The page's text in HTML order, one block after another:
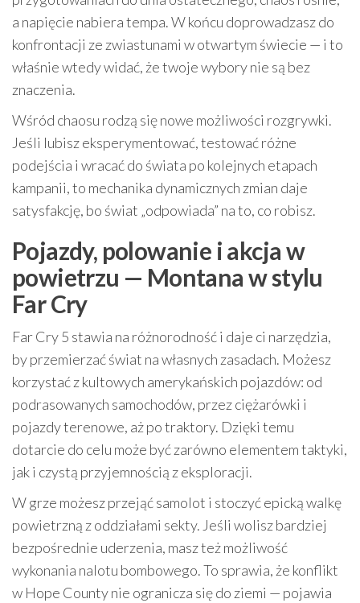
a napięcie nabiera tempa. W końcu doprowadzasz do
konfrontacji ze zwiastunami w otwartym świecie — i to
właśnie wtedy widać, że twoje wybory nie są bez
znaczenia.
Wśród chaosu rodzą się nowe możliwości rozgrywki.
Jeśli lubisz eksperymentować, testować różne
podejścia i wracać do świata po kolejnych etapach
kampanii, to mechanika dynamicznych zmian daje
satysfakcję, bo świat „odpowiada” na to, co robisz.
Pojazdy, polowanie i akcja w
powietrzu — Montana w stylu
Far Cry
Far Cry 5 stawia na różnorodność i daje ci narzędzia,
by przemierzać świat na własnych zasadach. Możesz
korzystać z kultowych amerykańskich pojazdów: od
podrasowanych samochodów, przez ciężarówki i
pojazdy terenowe, aż po traktory. Dzięki temu
dotarcie do celu może być zarówno elementem taktyki,
jak i czystą przyjemnością z eksploracji.
W grze możesz przejąć samolot i stoczyć epicką walkę
powietrzną z oddziałami sekty. Jeśli wolisz bardziej
bezpośrednie uderzenia, masz też możliwość
wykonania nalotu bombowego. To sprawia, że konflikt
w Hope County nie ogranicza się do ziemi — pojawia